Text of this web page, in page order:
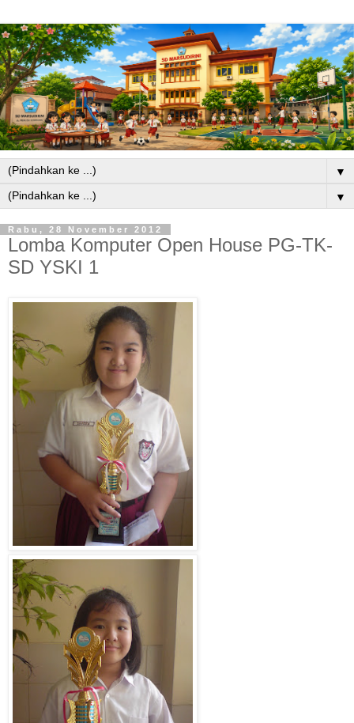
▼
▼
Rabu, 28 November 2012
Lomba Komputer Open House PG-TK-
SD YSKI 1